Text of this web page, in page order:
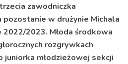
zawodniczka
w drużynie Michala
2023. Młoda środkowa
rozgrywkach
juniorka młodzieżowej sekcji